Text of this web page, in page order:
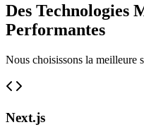
Des Technologies
Performantes
Nous choisissons la meilleure
Next.js